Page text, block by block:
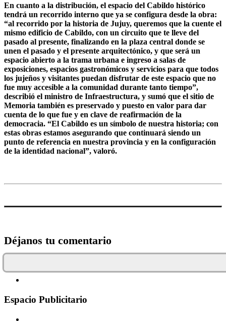
En cuanto a la distribución, el espacio del Cabildo histórico
tendrá un recorrido interno que ya se configura desde la obra:
“al recorrido por la historia de Jujuy, queremos que la cuente el
mismo edificio de Cabildo, con un circuito que te lleve del
pasado al presente, finalizando en la plaza central donde se
unen el pasado y el presente arquitectónico, y que será un
espacio abierto a la trama urbana e ingreso a salas de
exposiciones, espacios gastronómicos y servicios para que todos
los jujeños y visitantes puedan disfrutar de este espacio que no
fue muy accesible a la comunidad durante tanto tiempo”,
describió el ministro de Infraestructura, y sumó que el sitio de
Memoria también es preservado y puesto en valor para dar
cuenta de lo que fue y en clave de reafirmación de la
democracia. “El Cabildo es un símbolo de nuestra historia; con
estas obras estamos asegurando que continuará siendo un
punto de referencia en nuestra provincia y en la configuración
de la identidad nacional”, valoró.
Déjanos tu comentario
Espacio Publicitario